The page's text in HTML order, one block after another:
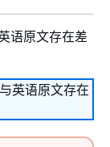
语原文存在差
英语原文存在